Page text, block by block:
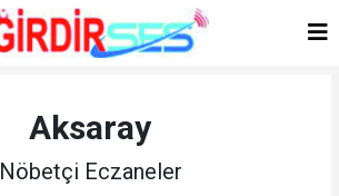
Aksaray
Nöbetçi Eczaneler